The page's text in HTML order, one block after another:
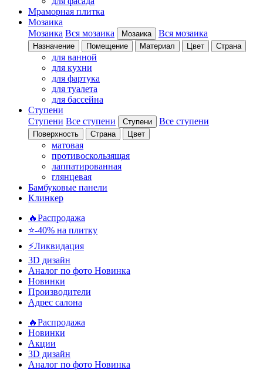
Мраморная плитка
Мозаика
Мозаика Вся мозаика Мозаика Вся мозаика
Назначение Помещение Материал Цвет Страна
для ванной
для кухни
для фартука
для туалета
для бассейна
Ступени
Ступени Все ступени Ступени Все ступени
Поверхность Страна Цвет
матовая
противоскользящая
лаппатированная
глянцевая
Бамбуковые панели
Клинкер
🔥Распродажа
⭐-40% на плитку
⚡️Ликвидация
3D дизайн
Аналог по фото Новинка
Новинки
Производители
Адрес салона
🔥Распродажа
Новинки
Акции
3D дизайн
Аналог по фото Новинка